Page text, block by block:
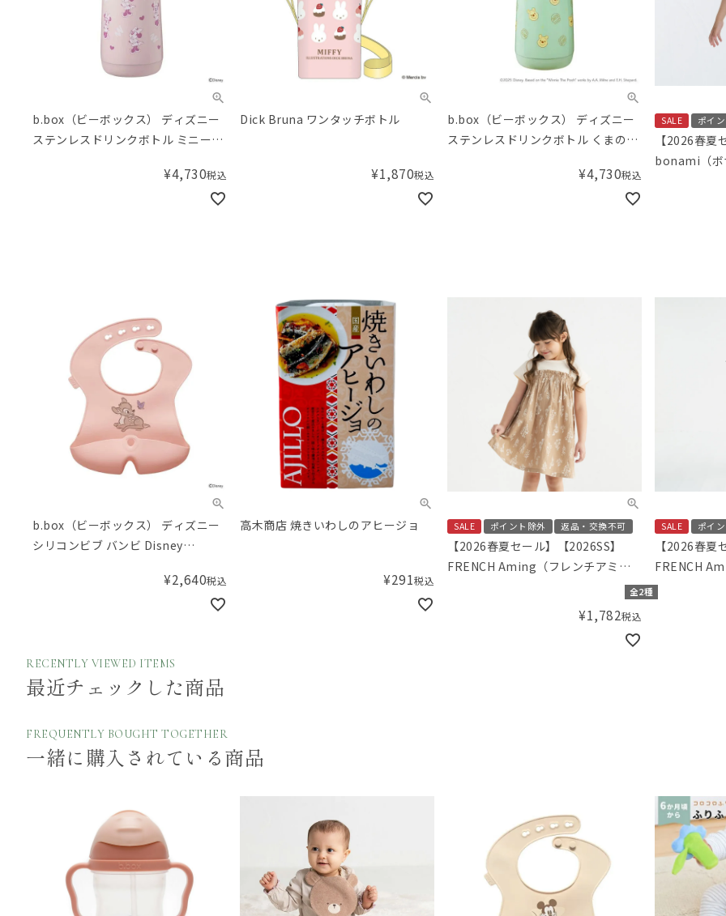
b.box（ビーボックス） ディズニー
ステンレスドリンクボトル ミニーソ
¥4,730税込
Dick Bruna ワンタッチボトル
¥1,870税込
b.box（ビーボックス） ディズニー
ステンレスドリンクボトル くまのプ
Drink Bottle Winnie the Pooh
¥4,730税込
SALE ポイ
【2026春夏
bonami（ボ
b.box（ビーボックス） ディズニー
シリコンビブ バンビ Disney
¥2,640税込
高木商店 焼きいわしのアヒージョ
¥291税込
SALE ポイント除外 返品・交換不可
【2026春夏セール】【2026SS】
FRENCH Aming（フレンチアミン
グ）ボタニカルフラワードッキング全2種
¥1,782税込
SALE ポイ
【2026春夏
FRENCH
グ）エプロ
RECENTLY VIEWED ITEMS
最近チェックした商品
FREQUENTLY BOUGHT TOGETHER
一緒に購入されている商品